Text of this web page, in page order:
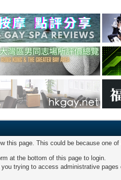
this page. This could be because one
at the bottom of this page to login.
trying to access administrative